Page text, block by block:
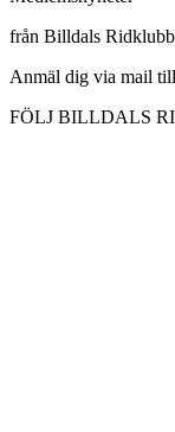
från Billdals Ridklubb
Anmäl dig via mail
FÖLJ BILLDALS